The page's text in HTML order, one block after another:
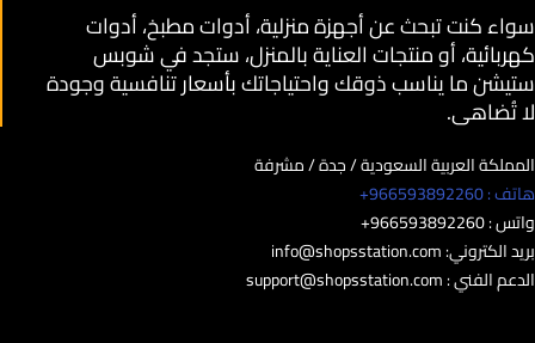
سواء كنت تبحث عن أجهزة منزلية، أدوات مطبخ، أدوات
كهربائية، أو منتجات العناية بالمنزل، ستجد في شوبس
ستيشن ما يناسب ذوقك واحتياجاتك بأسعار تنافسية وجودة
لا تُضاهى.
المملكة العربية السعودية / جدة / مشرفة
هاتف : 966593892260+
واتس : 966593892260+
بريد الكتروني:info@shopsstation.com
الدعم الفني :support@shopsstation.com